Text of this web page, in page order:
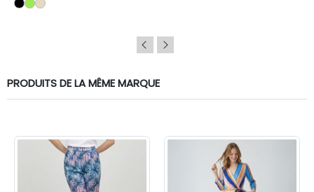
PRODUITS DE LA MÊME MARQUE